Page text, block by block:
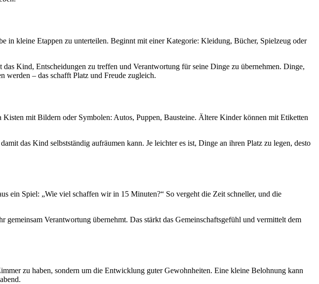
kleine Etappen zu unterteilen. Beginnt mit einer Kategorie: Kleidung, Bücher, Spielzeug oder
das Kind, Entscheidungen zu treffen und Verantwortung für seine Dinge zu übernehmen. Dinge,
werden – das schafft Platz und Freude zugleich.
mit Bildern oder Symbolen: Autos, Puppen, Bausteine. Ältere Kinder können mit Etiketten
das Kind selbstständig aufräumen kann. Je leichter es ist, Dinge an ihren Platz zu legen, desto
ein Spiel: „Wie viel schaffen wir in 15 Minuten?“ So vergeht die Zeit schneller, und die
Verantwortung übernehmt. Das stärkt das Gemeinschaftsgefühl und vermittelt dem
zu haben, sondern um die Entwicklung guter Gewohnheiten. Eine kleine Belohnung kann